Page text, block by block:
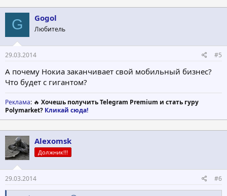
G Gogol
Любитель
29.03.2014 #5
А почему Нокиа заканчивает свой мобильный бизнес?
Что будет с гигантом?
Реклама: 🔥 Хочешь получить Telegram Premium и стать гуру
Polymarket? Кликай сюда!
Alexomsk
Должник!!!
29.03.2014 #6